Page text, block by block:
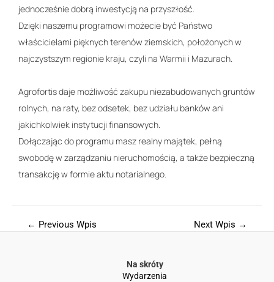
jednocześnie dobrą inwestycją na przyszłość.
Dzięki naszemu programowi możecie być Państwo
właścicielami pięknych terenów ziemskich, położonych w
najczystszym regionie kraju, czyli na Warmii i Mazurach.
Agrofortis daje możliwość zakupu niezabudowanych gruntów
rolnych, na raty, bez odsetek, bez udziału banków ani
jakichkolwiek instytucji finansowych.
Dołączając do programu masz realny majątek, pełną
swobodę w zarządzaniu nieruchomością, a także bezpieczną
transakcję w formie aktu notarialnego.
← Previous Wpis Next Wpis →
Na skróty
Wydarzenia